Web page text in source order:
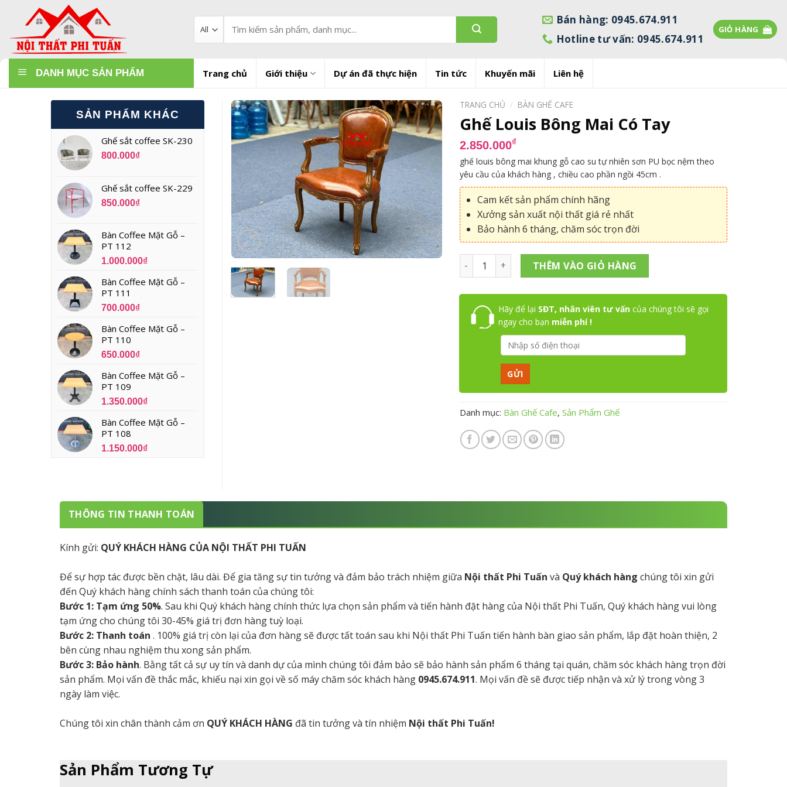
content
kiếm:
Bán hàng: 0945.674.911
Hotline tư vấn: 0945.674.911
GIỎ HÀNG
DANH MỤC SẢN PHẨM Trang chủ Giới thiệu Dự án đã thực hiện Tin tức Khuyến mãi Liên hệ
TRANG CHỦ / BÀN GHẾ CAFE
Ghế Louis Bông Mai Có Tay
2.850.000₫
ghế louis bông mai khung gỗ cao su tự nhiên sơn PU bọc nệm theo
yêu cầu của khách hàng , chiều cao phần ngồi 45cm .
Cam kết sản phẩm chính hãng
Xưởng sản xuất nội thất giá rẻ nhất
Bảo hành 6 tháng, chăm sóc trọn đời
Ghế Louis Bông Mai Có Tay số lượng
THÊM VÀO GIỎ HÀNG
Hãy để lại SĐT, nhân viên tư vấn của chúng tôi sẽ gọi
ngay cho bạn miễn phí !
Danh mục: Bàn Ghế Cafe, Sản Phẩm Ghế
SẢN PHẨM KHÁC
Ghế sắt coffee SK-230
800.000₫
Ghế sắt coffee SK-229
850.000₫
Bàn Coffee Mặt Gỗ –
PT 112
1.000.000₫
Bàn Coffee Mặt Gỗ –
PT 111
700.000₫
Bàn Coffee Mặt Gỗ –
PT 110
650.000₫
Bàn Coffee Mặt Gỗ –
PT 109
1.350.000₫
Bàn Coffee Mặt Gỗ –
PT 108
1.150.000₫
THÔNG TIN THANH TOÁN
Kính gửi: QUÝ KHÁCH HÀNG CỦA NỘI THẤT PHI TUẤN
Để sự hợp tác được bền chặt, lâu dài. Để gia tăng sự tin tưởng và đảm bảo trách nhiệm giữa Nội thất Phi Tuấn và Quý khách hàng chúng tôi xin gửi
đến Quý khách hàng chính sách thanh toán của chúng tôi:
Bước 1: Tạm ứng 50%. Sau khi Quý khách hàng chính thức lựa chọn sản phẩm và tiến hành đặt hàng của Nội thất Phi Tuấn, Quý khách hàng vui lòng
tạm ứng cho chúng tôi 30-45% giá trị đơn hàng tuỳ loại.
Bước 2: Thanh toán . 100% giá trị còn lại của đơn hàng sẽ được tất toán sau khi Nội thất Phi Tuấn tiến hành bàn giao sản phẩm, lắp đặt hoàn thiện, 2
bên cùng nhau nghiệm thu xong sản phẩm.
Bước 3: Bảo hành. Bằng tất cả sự uy tín và danh dự của mình chúng tôi đảm bảo sẽ bảo hành sản phẩm 6 tháng tại quán, chăm sóc khách hàng trọn đời
sản phẩm. Mọi vấn đề thắc mắc, khiếu nại xin gọi về số máy chăm sóc khách hàng 0945.674.911. Mọi vấn đề sẽ được tiếp nhận và xử lý trong vòng 3
ngày làm việc.
Chúng tôi xin chân thành cảm ơn QUÝ KHÁCH HÀNG đã tin tưởng và tín nhiệm Nội thất Phi Tuấn!
Sản Phẩm Tương Tự